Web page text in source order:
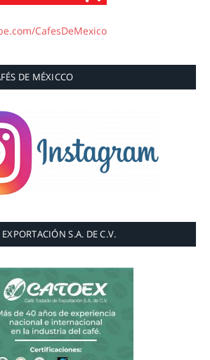
CafesDeMexico
DE MÉXICCO
S.A. DE C.V.